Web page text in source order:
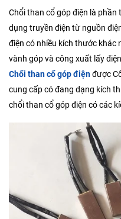
Chổi than cổ góp điện là
dụng truyền điện từ nguồn
điện có nhiều kích thước khác
vành góp và công xuất lấy
Chổi than cổ góp điệnđược
cung cấp có đang dạng kích
chổi than cổ góp điện có các